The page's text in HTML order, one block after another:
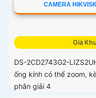
CAMERA
Giá
DS-2CD2743G2-
ống kính có thể zoom,
phân giải 4